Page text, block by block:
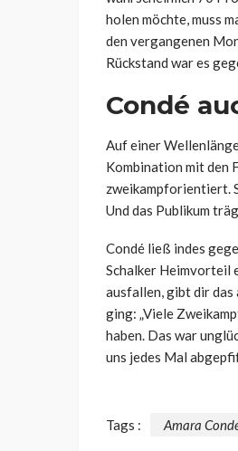
holen möchte, muss
den vergangenen
Rückstand war es
Condé
Auf einer
Kombination mit den
zweikampforientiert.
Und das Publikum
Condé ließ indes
Schalker Heimvorteil
ausfallen, gibt dir das
ging: „Viele
haben. Das war
uns jedes Mal
Tags : Amara